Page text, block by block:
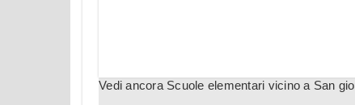
Vedi ancora Scuole elementari vicino a San